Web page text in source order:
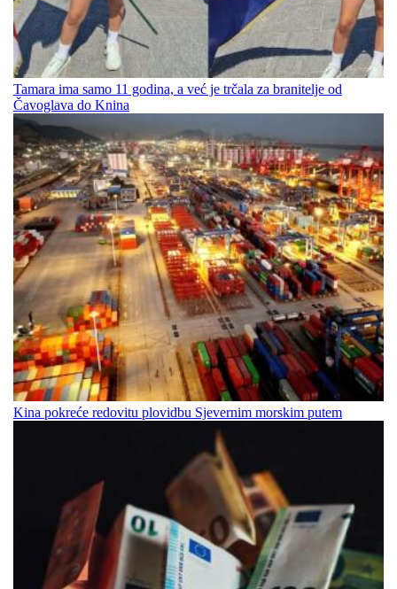
Tamara ima samo 11 godina, a već je trčala za branitelje od
Čavoglava do Knina
Kina pokreće redovitu plovidbu Sjevernim morskim putem